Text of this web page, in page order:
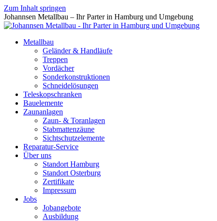
Zum Inhalt springen
Johannsen Metallbau – Ihr Parter in Hamburg und Umgebung
Metallbau
Geländer & Handläufe
Treppen
Vordächer
Sonderkonstruktionen
Schneidelösungen
Teleskopschranken
Bauelemente
Zaunanlagen
Zaun- & Toranlagen
Stabmattenzäune
Sichtschutzelemente
Reparatur-Service
Über uns
Standort Hamburg
Standort Osterburg
Zertifikate
Impressum
Jobs
Jobangebote
Ausbildung